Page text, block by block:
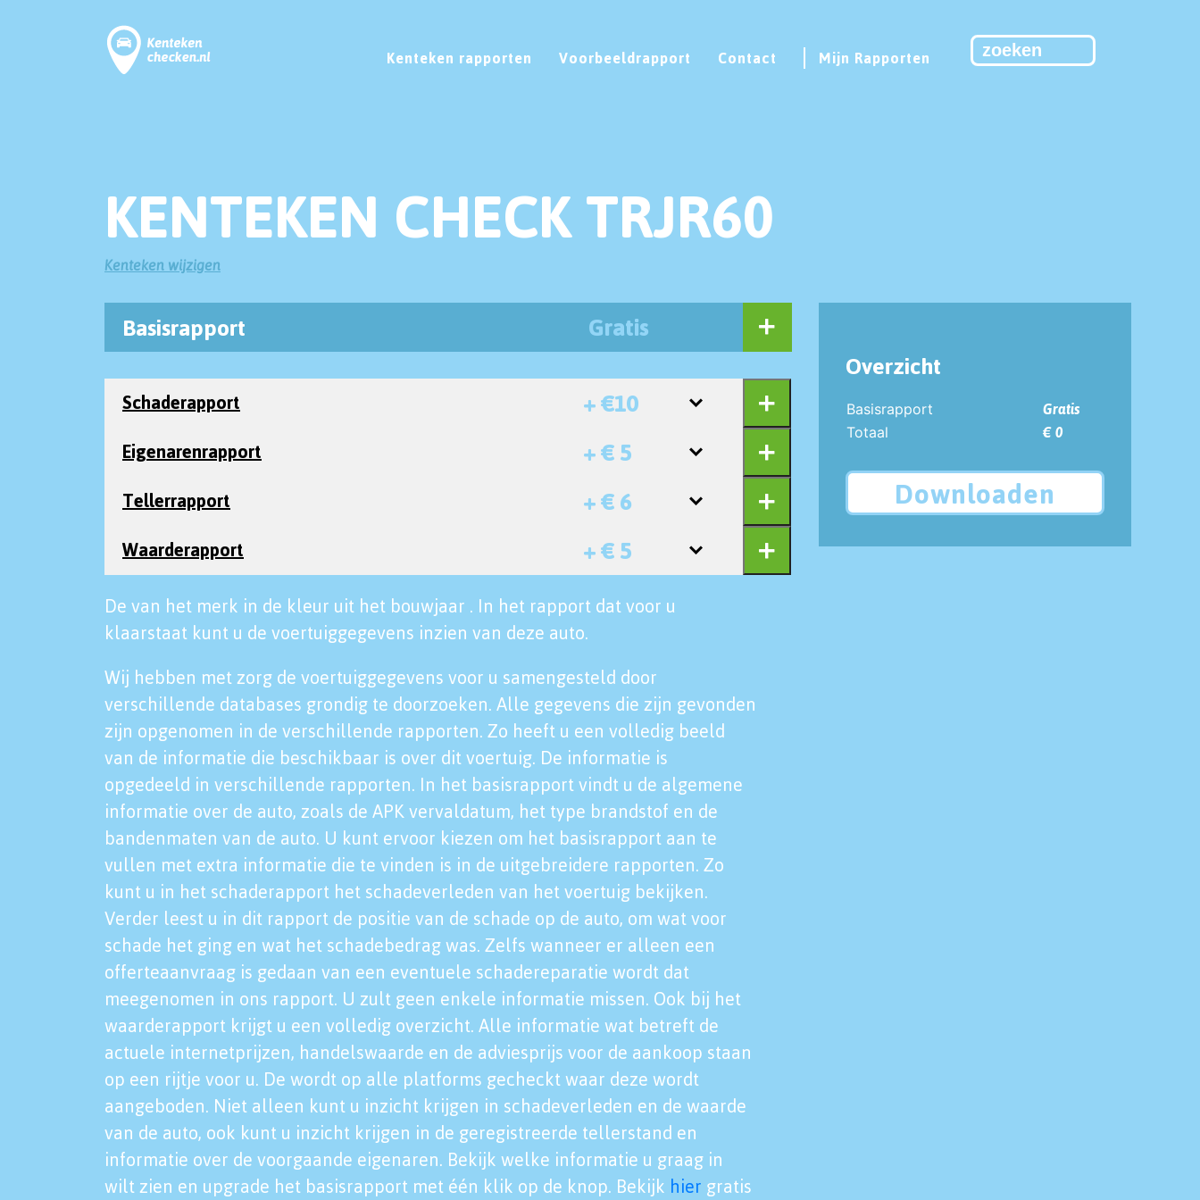
Kenteken rapporten Voorbeeldrapport Contact Mijn Rapporten
KENTEKEN CHECK TRJR60
Kenteken wijzigen
Basisrapport Gratis
Schaderapport + €10
Eigenarenrapport + € 5
Tellerrapport + € 6
Waarderapport + € 5
De van het merk in de kleur uit het bouwjaar . In het rapport dat voor u
klaarstaat kunt u de voertuiggegevens inzien van deze auto.
Wij hebben met zorg de voertuiggegevens voor u samengesteld door
verschillende databases grondig te doorzoeken. Alle gegevens die zijn gevonden
zijn opgenomen in de verschillende rapporten. Zo heeft u een volledig beeld
van de informatie die beschikbaar is over dit voertuig. De informatie is
opgedeeld in verschillende rapporten. In het basisrapport vindt u de algemene
informatie over de auto, zoals de APK vervaldatum, het type brandstof en de
bandenmaten van de auto. U kunt ervoor kiezen om het basisrapport aan te
vullen met extra informatie die te vinden is in de uitgebreidere rapporten. Zo
kunt u in het schaderapport het schadeverleden van het voertuig bekijken.
Verder leest u in dit rapport de positie van de schade op de auto, om wat voor
schade het ging en wat het schadebedrag was. Zelfs wanneer er alleen een
offerteaanvraag is gedaan van een eventuele schadereparatie wordt dat
meegenomen in ons rapport. U zult geen enkele informatie missen. Ook bij het
waarderapport krijgt u een volledig overzicht. Alle informatie wat betreft de
actuele internetprijzen, handelswaarde en de adviesprijs voor de aankoop staan
op een rijtje voor u. De wordt op alle platforms gecheckt waar deze wordt
aangeboden. Niet alleen kunt u inzicht krijgen in schadeverleden en de waarde
van de auto, ook kunt u inzicht krijgen in de geregistreerde tellerstand en
informatie over de voorgaande eigenaren. Bekijk welke informatie u graag in
wilt zien en upgrade het basisrapport met één klik op de knop. Bekijk hier gratis
Overzicht
Basisrapport
Gratis
Totaal
€ 0
Downloaden